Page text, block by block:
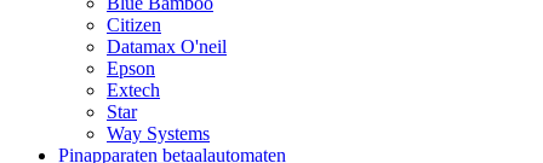
Citizen
Datamax O'neil
Epson
Extech
Star
Way Systems
Pinapparaten betaalautomaten